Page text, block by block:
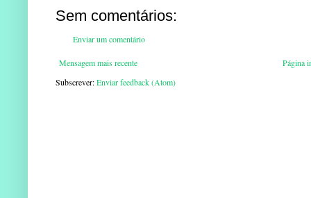
Sem comentários:
Enviar um comentário
Mensagem mais recente
Página
Subscrever:Enviar feedback (Atom)